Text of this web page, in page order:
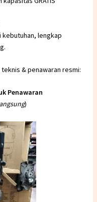
lengkap
& penawaran resmi:
Penawaran
)